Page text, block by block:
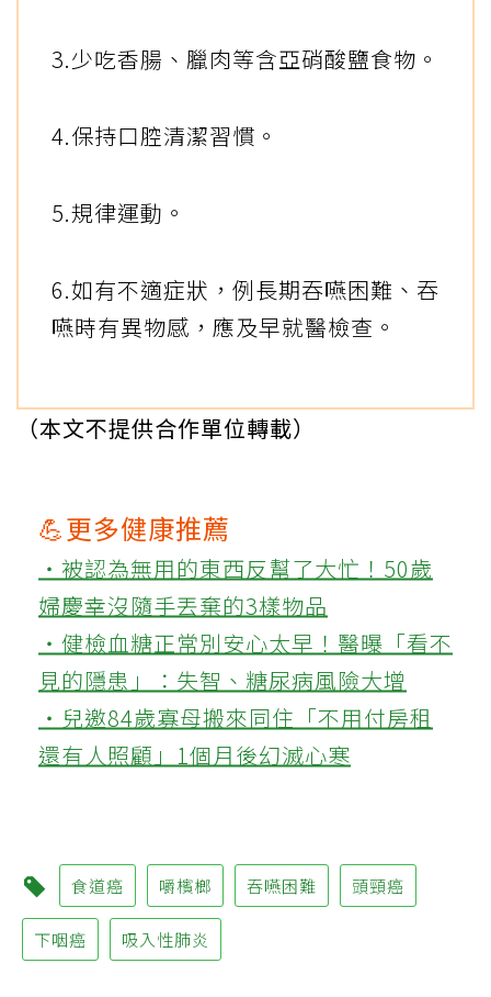
3.少吃香腸、臘肉等含亞硝酸鹽食物。
4.保持口腔清潔習慣。
5.規律運動。
6.如有不適症狀，例長期吞嚥困難、吞
嚥時有異物感，應及早就醫檢查。
（本文不提供合作單位轉載）
💪更多健康推薦
‧被認為無用的東西反幫了大忙！50歲
婦慶幸沒隨手丟棄的3樣物品
‧健檢血糖正常別安心太早！醫曝「看不
見的隱患」：失智、糖尿病風險大增
‧兒邀84歲寡母搬來同住「不用付房租
還有人照顧」1個月後幻滅心寒
食道癌 嚼檳榔 吞嚥困難 頭頸癌
下咽癌 吸入性肺炎